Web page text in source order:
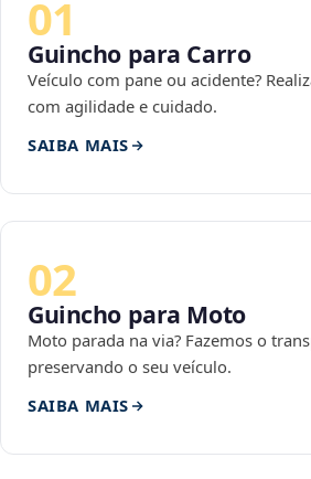
01
Guincho para Carro
Veículo com pane ou acidente?
com agilidade e cuidado.
SAIBA MAIS
02
Guincho para Moto
Moto parada na via? Fazemos o
preservando o seu veículo.
SAIBA MAIS